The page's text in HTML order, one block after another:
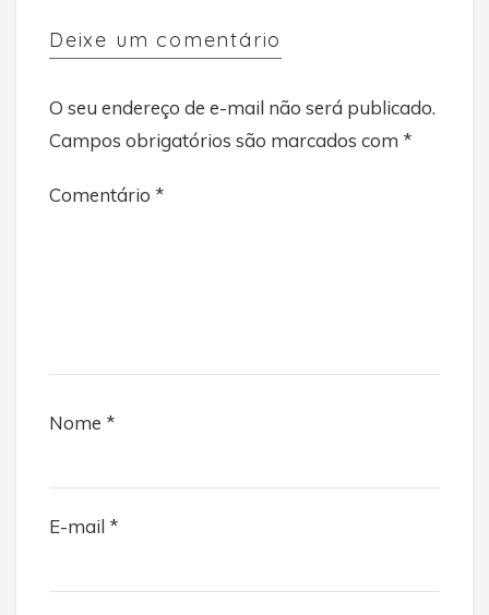
Deixe um comentário
O seu endereço de e-mail não será publicado.
Campos obrigatórios são marcados com *
Comentário *
Nome *
E-mail *